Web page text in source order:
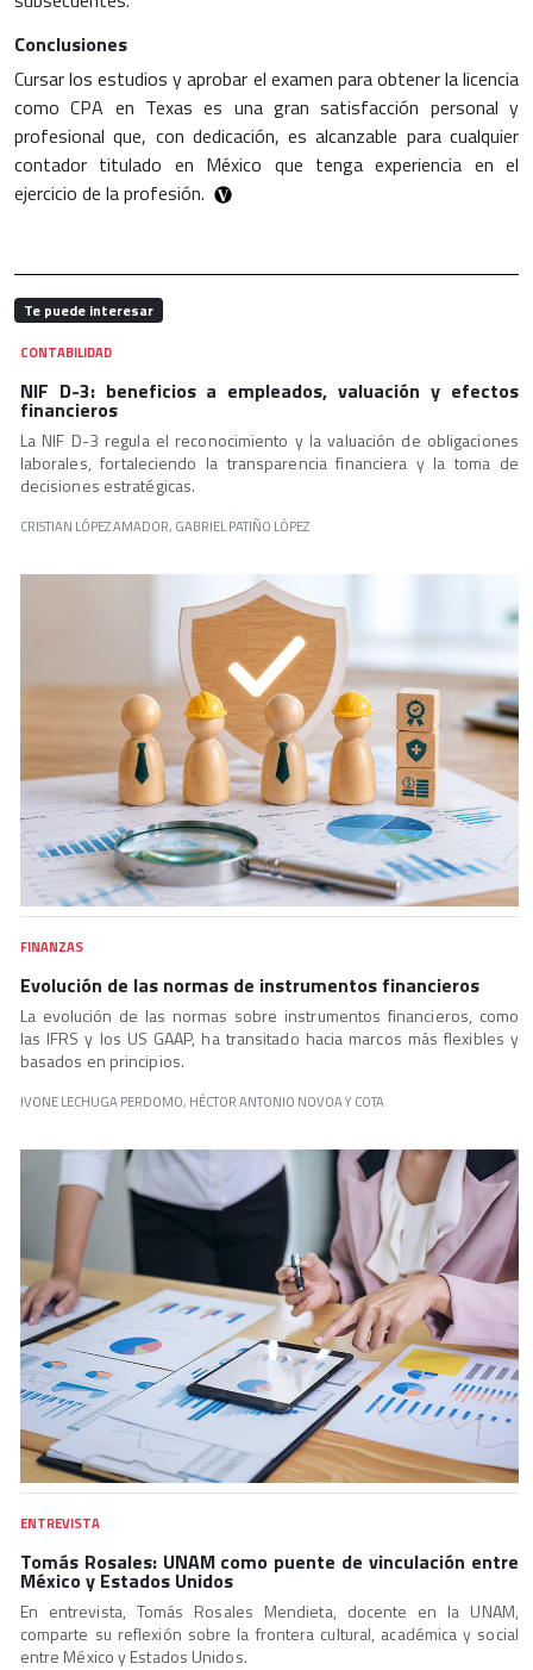
Conclusiones
Cursar los estudios y aprobar el examen para obtener la licencia
como CPA en Texas es una gran satisfacción personal y
profesional que, con dedicación, es alcanzable para cualquier
contador titulado en México que tenga experiencia en el
ejercicio de la profesión.
Te puede interesar
CONTABILIDAD
NIF D-3: beneficios a empleados, valuación y efectos
financieros
La NIF D-3 regula el reconocimiento y la valuación de obligaciones
laborales, fortaleciendo la transparencia financiera y la toma de
decisiones estratégicas.
CRISTIAN LÓPEZ AMADOR, GABRIEL PATIÑO LÓPEZ
FINANZAS
Evolución de las normas de instrumentos financieros
La evolución de las normas sobre instrumentos financieros, como
las IFRS y los US GAAP, ha transitado hacia marcos más flexibles y
basados en principios.
IVONE LECHUGA PERDOMO, HÉCTOR ANTONIO NOVOA Y COTA
ENTREVISTA
Tomás Rosales: UNAM como puente de vinculación entre
México y Estados Unidos
En entrevista, Tomás Rosales Mendieta, docente en la UNAM,
comparte su reflexión sobre la frontera cultural, académica y social
entre México y Estados Unidos.